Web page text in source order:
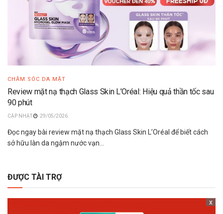
CHĂM SÓC DA MẶT
Review mặt nạ thạch Glass Skin L’Oréal: Hiệu quả thần tốc sau
90 phút
29/05/2026
Đọc ngay bài review mặt nạ thạch Glass Skin L’Oréal để biết cách
sở hữu làn da ngậm nước vạn...
ĐƯỢC TÀI TRỢ
x